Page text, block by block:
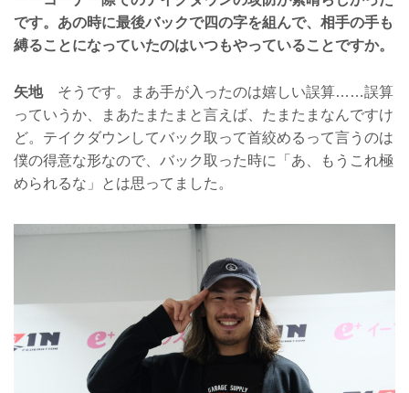
です。あの時に最後バックで四の字を組んで、相手の手も
縛ることになっていたのはいつもやっていることですか。
矢地そうです。まあ手が入ったのは嬉しい誤算……誤算
っていうか、まあたまたまと言えば、たまたまなんですけ
ど。テイクダウンしてバック取って首絞めるって言うのは
僕の得意な形なので、バック取った時に「あ、もうこれ極
められるな」とは思ってました。